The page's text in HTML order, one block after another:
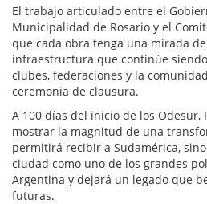
El trabajo articulado entre el
Municipalidad de Rosario y el
que cada obra tenga una mirada
infraestructura que continúe
clubes, federaciones y la
ceremonia de clausura.
A 100 días del inicio de los Odesur,
mostrar la magnitud de una
permitirá recibir a Sudamérica,
ciudad como uno de los grandes
Argentina y dejará un legado que
futuras.